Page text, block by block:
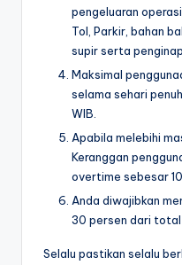
pengeluaran
Tol, Parkir, bahan
supir serta
Maksimal
selama sehari
WIB.
Apabila melebihi
Keranggan
overtime sebesar
Anda diwajibkan
30 persen dari total
Selalu pastikan selalu